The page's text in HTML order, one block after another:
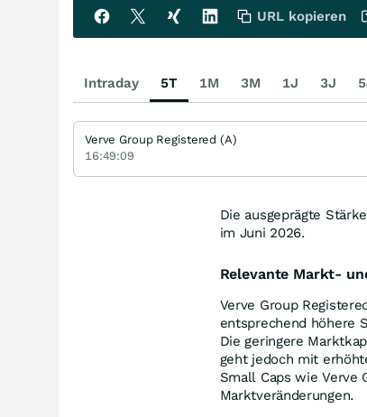
Die ausgeprägte
im Juni 2026.
Relevante Markt-
Verve Group
entsprechend höhere
Die geringere
geht jedoch mit
Small Caps wie Verve
Marktveränderungen.
URL kopieren
Intraday 5T 1M 3M 1J 3J
Verve Group Registered (A)
16:49:09